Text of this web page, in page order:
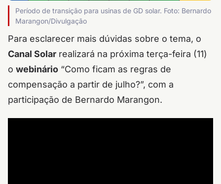
Período de transição para usinas de GD solar. Foto: Bernardo
Marangon/Divulgação
Para esclarecer mais dúvidas sobre o tema, o
Canal Solar realizará na próxima terça-feira (11)
o webinário “Como ficam as regras de
compensação a partir de julho?”, com a
participação de Bernardo Marangon.